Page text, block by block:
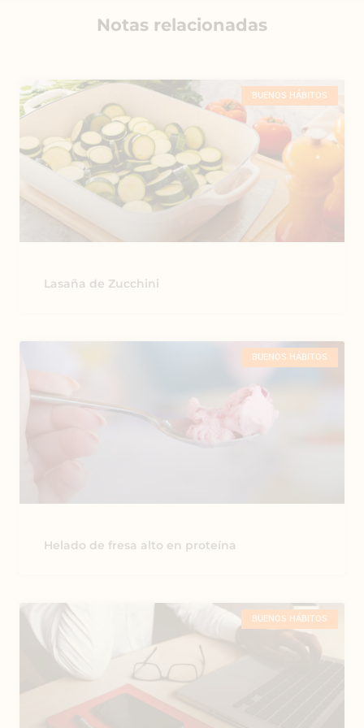
Notas relacionadas
BUENOS HÁBITOS
Lasaña de Zucchini
BUENOS HÁBITOS
Helado de fresa alto en proteína
BUENOS HÁBITOS